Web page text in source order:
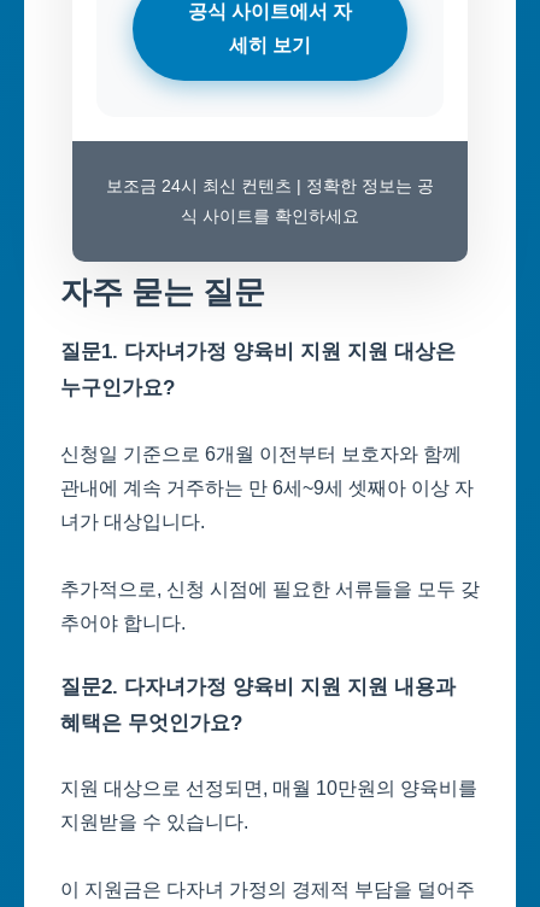
공식 사이트에서 자
세히 보기
보조금 24시 최신 컨텐츠 | 정확한 정보는 공
식 사이트를 확인하세요
자주 묻는 질문
질문1. 다자녀가정 양육비 지원 지원 대상은
누구인가요?
신청일 기준으로 6개월 이전부터 보호자와 함께
관내에 계속 거주하는 만 6세~9세 셋째아 이상 자
녀가 대상입니다.
추가적으로, 신청 시점에 필요한 서류들을 모두 갖
추어야 합니다.
질문2. 다자녀가정 양육비 지원 지원 내용과
혜택은 무엇인가요?
지원 대상으로 선정되면, 매월 10만원의 양육비를
지원받을 수 있습니다.
이 지원금은 다자녀 가정의 경제적 부담을 덜어주